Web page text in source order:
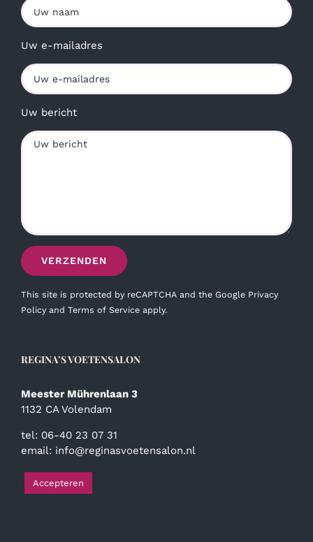
Uw e-mailadres
Uw bericht
This site is protected by reCAPTCHA and the Google Privacy
Policy and Terms of Service apply.
REGINA’S VOETENSALON
Meester Mührenlaan 3
1132 CA Volendam
tel: 06-40 23 07 31
email: info@reginasvoetensalon.nl
Accepteren